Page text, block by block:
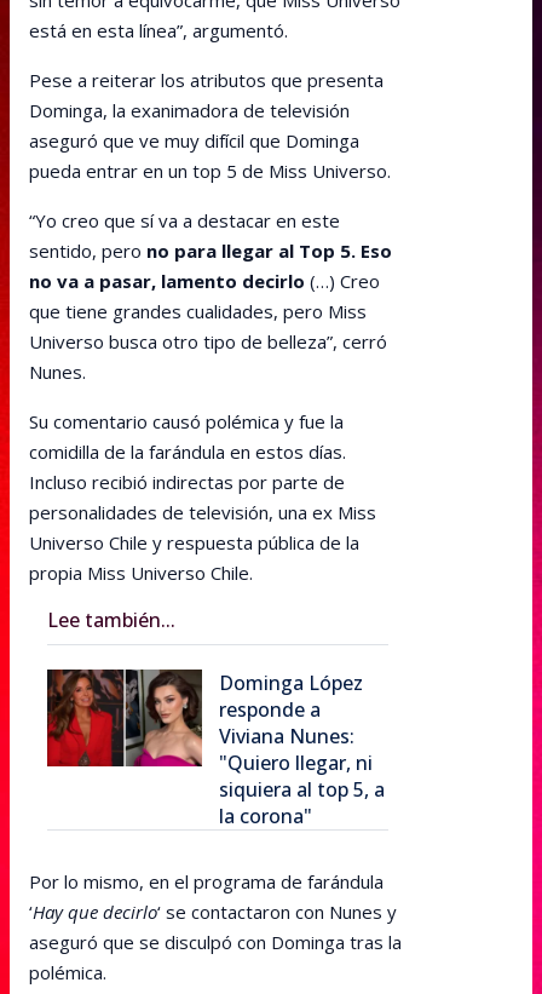
está en esta línea”, argumentó.
Pese a reiterar los atributos que presenta
Dominga, la exanimadora de televisión
aseguró que ve muy difícil que Dominga
pueda entrar en un top 5 de Miss Universo.
“Yo creo que sí va a destacar en este
sentido, pero no para llegar al Top 5. Eso
no va a pasar, lamento decirlo (…) Creo
que tiene grandes cualidades, pero Miss
Universo busca otro tipo de belleza”, cerró
Nunes.
Su comentario causó polémica y fue la
comidilla de la farándula en estos días.
Incluso recibió indirectas por parte de
personalidades de televisión, una ex Miss
Universo Chile y respuesta pública de la
propia Miss Universo Chile.
Lee también...
Dominga López
responde a
Viviana Nunes:
"Quiero llegar, ni
siquiera al top 5, a
la corona"
Por lo mismo, en el programa de farándula
‘Hay que decirlo‘ se contactaron con Nunes y
aseguró que se disculpó con Dominga tras la
polémica.